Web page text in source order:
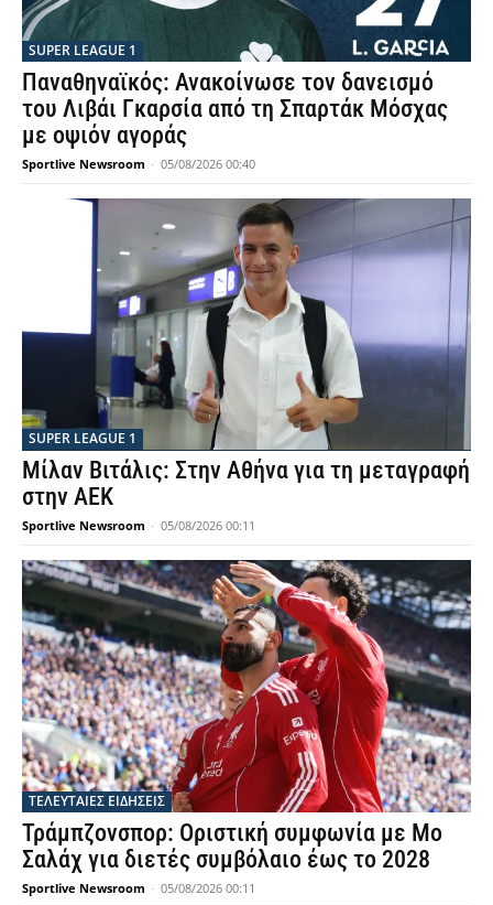
SUPER LEAGUE 1
Παναθηναϊκός: Ανακοίνωσε τον δανεισμό
του Λιβάι Γκαρσία από τη Σπαρτάκ Μόσχας
με οψιόν αγοράς
Sportlive Newsroom - 05/08/2026 00:40
SUPER LEAGUE 1
Μίλαν Βιτάλις: Στην Αθήνα για τη μεταγραφή
στην ΑΕΚ
Sportlive Newsroom - 05/08/2026 00:11
ΤΕΛΕΥΤΑΙΕΣ ΕΙΔΗΣΕΙΣ
Τράμπζονσπορ: Οριστική συμφωνία με Μο
Σαλάχ για διετές συμβόλαιο έως το 2028
Sportlive Newsroom - 05/08/2026 00:11